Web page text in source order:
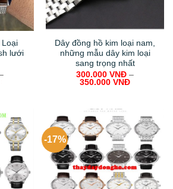
Loại
lưới
Dây đồng hồ kim loại nam,
những mẫu dây kim loại
sang trọng nhất
300.000 VNĐ –
350.000 VNĐ
-17%